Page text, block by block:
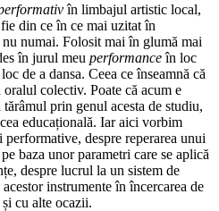
în limbajul artistic local,
din ce în ce mai uzitat în
numai. Folosit mai în glumă mai
în jurul meu performanceîn loc
de a dansa. Ceea ce înseamnă că
colectiv. Poate că acum e
prin genul acesta de studiu,
educațională. Iar aici vorbim
despre reperarea unui
baza unor parametri care se aplică
despre lucrul la un sistem de
instrumente în încercarea de
cu alte ocazii.